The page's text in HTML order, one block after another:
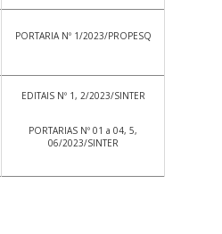
PORTARIA Nº 1/2023/PROPESQ
EDITAIS Nº 1, 2/2023/SINTER
PORTARIAS Nº 01 a 04, 5,
06/2023/SINTER